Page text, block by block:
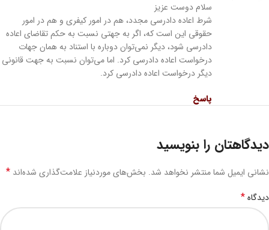
سلام دوست عزیز
شرط اعاده دادرسی مجدد، هم در امور کیفری و هم در امور
حقوقی این است که، اگر به جهتی نسبت به حکم تقاضای اعاده
دادرسی شود، دیگر نمی‌توان دوباره با استناد به همان جهات
درخواست اعاده دادرسی کرد. اما می‌توان نسبت به جهت قانونی
دیگر درخواست اعاده دادرسی کرد.
پاسخ
دیدگاهتان را بنویسید
نشانی ایمیل شما منتشر نخواهد شد. بخش‌های موردنیاز علامت‌گذاری شده‌اند *
دیدگاه*